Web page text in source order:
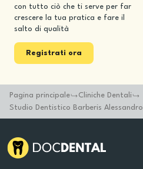
con tutto ciò che ti serve per far
crescere la tua pratica e fare il
salto di qualità
Registrati ora
Pagina principale
Cliniche Dentali
Studio Dentistico Barberis Alessandro